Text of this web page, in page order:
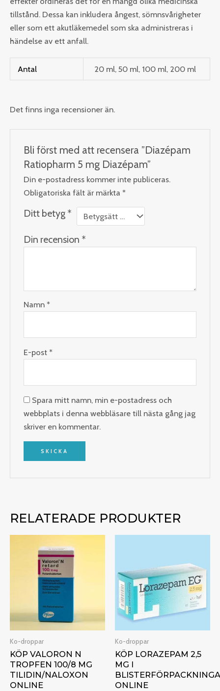
tillstånd. Dessa kan inkludera ångest, sömnsvårigheter
eller som ett akutläkemedel som ska administreras i
händelse av ett anfall.
Antal 20 ml, 50 ml, 100 ml, 200 ml
Det finns inga recensioner än.
Bli först med att recensera ”Diazépam
Ratiopharm 5 mg Diazépam”
Din e-postadress kommer inte publiceras.
Obligatoriska fält är märkta*
Ditt betyg *
Din recension *
Namn*
E-post*
Spara mitt namn, min e-postadress och
webbplats i denna webbläsare till nästa gång jag
skriver en kommentar.
RELATERADE PRODUKTER
Ko-droppar
KÖP VALORON N
TROPFEN 100/8 MG
TILIDIN/NALOXON
ONLINE
Ko-droppar
KÖP LORAZEPAM 2,5
MG I
ONLINE
€680.00